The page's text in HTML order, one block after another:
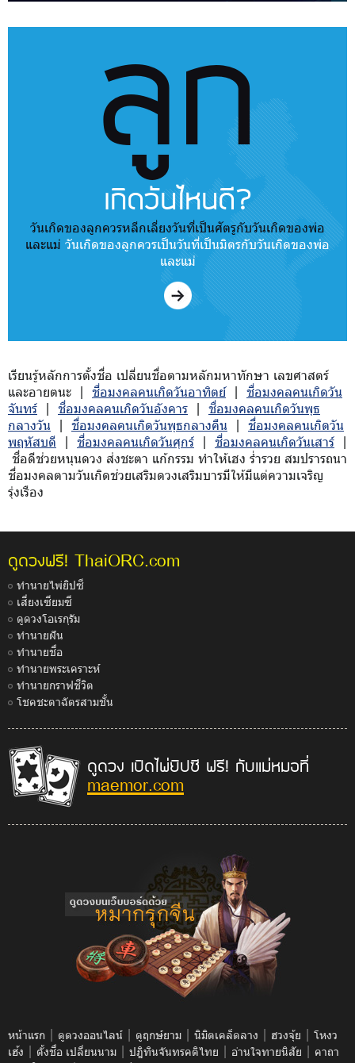
ลูก
เกิดวันไหนดี?
วันเกิดของลูกควรหลีกเลี่ยงวันที่เป็นศัตรูกับวันเกิดของพ่อ
และแม่ วันเกิดของลูกควรเป็นวันที่เป็นมิตรกับวันเกิดของพ่อ
และแม่
เรียนรู้หลักการตั้งชื่อ เปลี่ยนชื่อตามหลักมหาทักษา เลขศาสตร์
และอายตนะ | ชื่อมงคลคนเกิดวันอาทิตย์| ชื่อมงคลคนเกิดวัน
จันทร์ | ชื่อมงคลคนเกิดวันอังคาร | ชื่อมงคลคนเกิดวันพุธ
กลางวัน | ชื่อมงคลคนเกิดวันพุธกลางคืน | ชื่อมงคลคนเกิดวัน
พฤหัสบดี | ชื่อมงคลคนเกิดวันศุกร์ | ชื่อมงคลคนเกิดวันเสาร์ |
ชื่อดีช่วยหนุนดวง ส่งชะตา แก้กรรม ทำให้เฮง ร่ำรวย สมปรารถนา
ชื่อมงคลตามวันเกิดช่วยเสริมดวงเสริมบารมีให้มีแต่ความเจริญ
รุ่งเรือง
ดูดวงฟรี! ThaiORC.com
ทำนายไพ่ยิปซี
เสี่ยงเซียมซี
ดูดวงโอเรกุรัม
ทำนายฝัน
ทำนายชื่อ
ทำนายพระเคราะห์
ทำนายกราฟชีวิต
โชคชะตาฉัตรสามชั้น
ดูดวง เปิดไพ่ยิปซี ฟรี! กับแม่หมอที่
maemor.com
หน้าแรก | ดูดวงออนไลน์ | ดูฤกษ์ยาม | นิมิตเคล็ดลาง | ฮวงจุ้ย | โหงว
เฮ้ง | ตั้งชื่อ เปลี่ยนนาม | ปฎิทินจันทรคติไทย | อ่านใจทายนิสัย | คาถา